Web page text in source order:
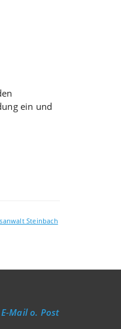
ein und
Steinbach
Mail o. Post